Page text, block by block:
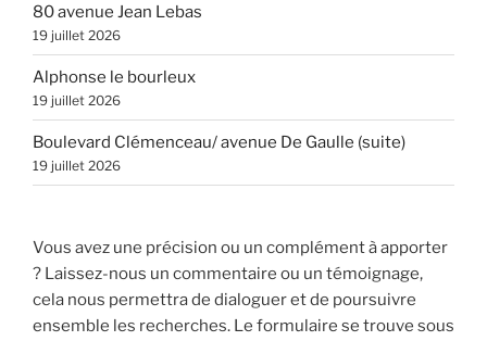
80 avenue Jean Lebas
19 juillet 2026
Alphonse le bourleux
19 juillet 2026
Boulevard Clémenceau/ avenue De Gaulle (suite)
19 juillet 2026
Vous avez une précision ou un complément à apporter
? Laissez-nous un commentaire ou un témoignage,
cela nous permettra de dialoguer et de poursuivre
ensemble les recherches. Le formulaire se trouve sous